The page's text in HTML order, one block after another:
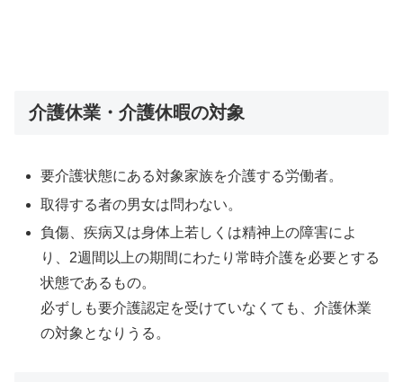
介護休業・介護休暇の対象
要介護状態にある対象家族を介護する労働者。
取得する者の男女は問わない。
負傷、疾病又は身体上若しくは精神上の障害によ
り、2週間以上の期間にわたり常時介護を必要とする
状態であるもの。
必ずしも要介護認定を受けていなくても、介護休業
の対象となりうる。